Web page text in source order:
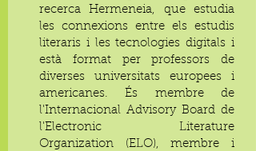
recerca Hermeneia, que estudia
les connexions entre els estudis
literaris i les tecnologies digitals i
està format per professors de
diverses universitats europees i
americanes. És membre de
l'Internacional Advisory Board de
l'Electronic Literature
Organization (ELO), membre i